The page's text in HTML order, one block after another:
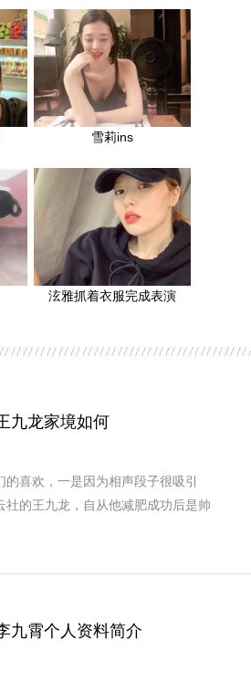
雪莉ins
泫雅抓着衣服完成表演
九龙家境如何
喜欢，一是因为相声段子很吸引
的王九龙，自从他减肥成功后是帅
九霄个人资料简介